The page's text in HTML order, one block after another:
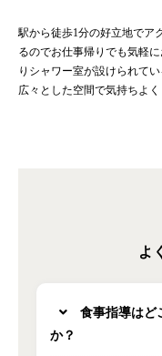
駅から徒歩1分の好立地でア
るのでお仕事帰りでも気軽
りシャワー室が設けられて
広々とした空間で気持ちよ
よ
食事指導はど
か？